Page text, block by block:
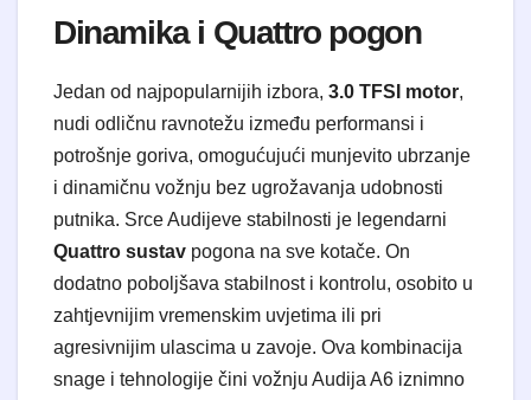
Dinamika i Quattro pogon
Jedan od najpopularnijih izbora, 3.0 TFSI motor,
nudi odličnu ravnotežu između performansi i
potrošnje goriva, omogućujući munjevito ubrzanje
i dinamičnu vožnju bez ugrožavanja udobnosti
putnika. Srce Audijeve stabilnosti je legendarni
Quattro sustav pogona na sve kotače. On
dodatno poboljšava stabilnost i kontrolu, osobito u
zahtjevnijim vremenskim uvjetima ili pri
agresivnijim ulascima u zavoje. Ova kombinacija
snage i tehnologije čini vožnju Audija A6 iznimno